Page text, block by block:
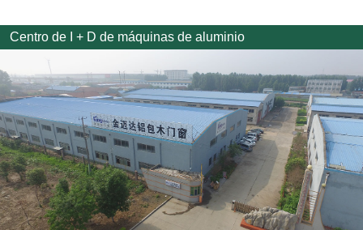
Centro de I + D de máquinas de aluminio